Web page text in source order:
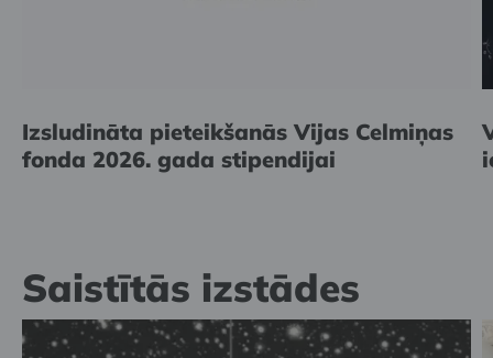
Izsludināta pieteikšanās Vijas Celmiņas
fonda 2026. gada stipendijai
Saistītās izstādes